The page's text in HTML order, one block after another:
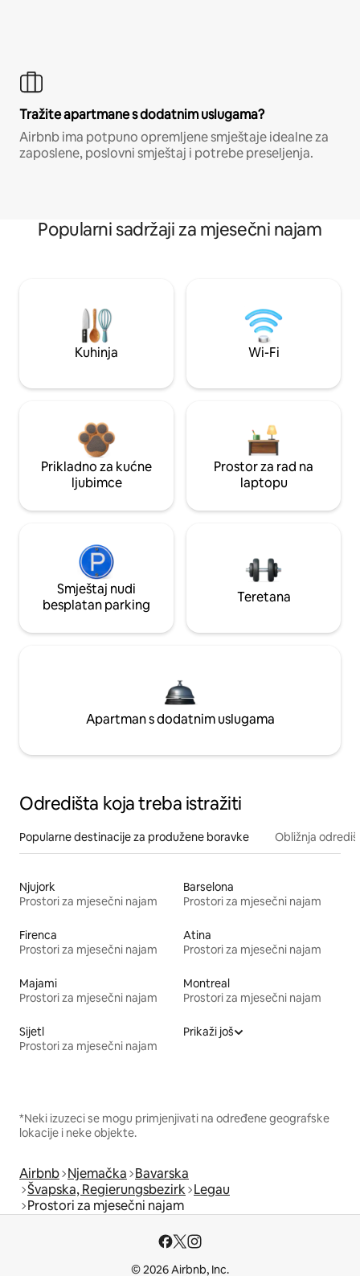
Tražite apartmane s dodatnim uslugama?
Airbnb ima potpuno opremljene smještaje idealne za
zaposlene, poslovni smještaj i potrebe preseljenja.
Popularni sadržaji za mjesečni najam
Kuhinja Wi-Fi
Prikladno za kućne
ljubimce
Prostor za rad na
laptopu
Smještaj nudi
besplatan parking
Teretana
Apartman s dodatnim uslugama
Odredišta koja treba istražiti
Popularne destinacije za produžene boravke Obližnja
Njujork
Prostori za mjesečni najam
Barselona
Prostori za mjesečni najam
Firenca
Prostori za mjesečni najam
Atina
Prostori za mjesečni najam
Majami
Prostori za mjesečni najam
Montreal
Prostori za mjesečni najam
Sijetl
Prostori za mjesečni najam
Prikaži još
*Neki izuzeci se mogu primjenjivati na određene geografske
lokacije i neke objekte.
Airbnb Njemačka Bavarska
Švapska, Regierungsbezirk Legau
Prostori za mjesečni najam
© 2026 Airbnb, Inc.